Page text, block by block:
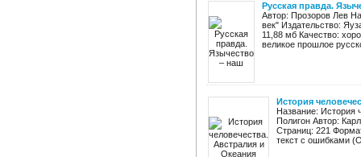
Русская правда.
Автор: Прозоров Лев
век" Издательство:
11,88 мб Качество:
великое прошлое
История
Название: История
Полигон Автор:
Страниц: 221
текст с ошибками